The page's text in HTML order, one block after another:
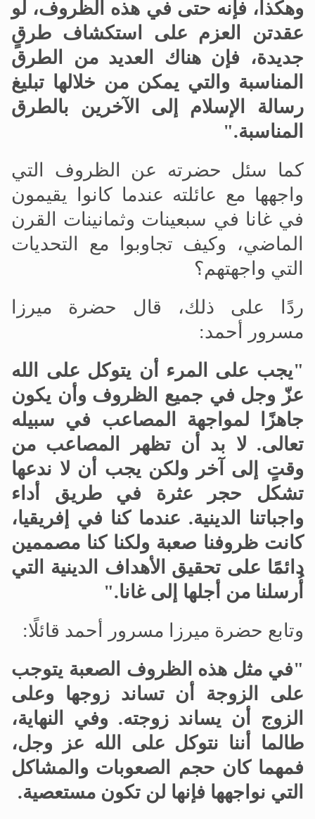
وهكذا، فإنه حتى في هذه الظروف، لو
عقدتن العزم على استكشاف طرقٍ
جديدة، فإن هناك العديد من الطرق
المناسبة والتي يمكن من خلالها تبليغ
رسالة الإسلام إلى الآخرين بالطرق
المناسبة."
كما سئل حضرته عن الظروف التي
واجهها مع عائلته عندما كانوا يقيمون
في غانا في سبعينات وثمانينات القرن
الماضي، وكيف تجاوبوا مع التحديات
التي واجهتهم؟
ردًا على ذلك، قال حضرة ميرزا
مسرور أحمد:
"يجب على المرء أن يتوكل على الله
عزّ وجل في جميع الظروف وأن يكون
جاهزًا لمواجهة المصاعب في سبيله
تعالى. لا بد أن تظهر المصاعب من
وقتٍ إلى آخر ولكن يجب أن لا ندعها
تشكل حجر عثرة في طريق أداء
واجباتنا الدينية. عندما كنا في إفريقيا،
كانت ظروفنا صعبة ولكنا كنا مصممين
دائمًا على تحقيق الأهداف الدينية التي
أُرسلنا من أجلها إلى غانا."
وتابع حضرة ميرزا مسرور أحمد قائلًا:
"في مثل هذه الظروف الصعبة يتوجب
على الزوجة أن تساند زوجها وعلى
الزوج أن يساند زوجته. وفي النهاية،
طالما أننا نتوكل على الله عز وجل،
فمهما كان حجم الصعوبات والمشاكل
التي نواجهها فإنها لن تكون مستعصية.